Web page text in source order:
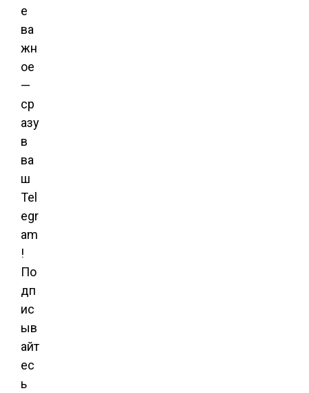
е
ва
жн
ое
—
ср
азу
в
ва
ш
Tel
egr
am
!
По
дп
ис
ыв
айт
ес
ь